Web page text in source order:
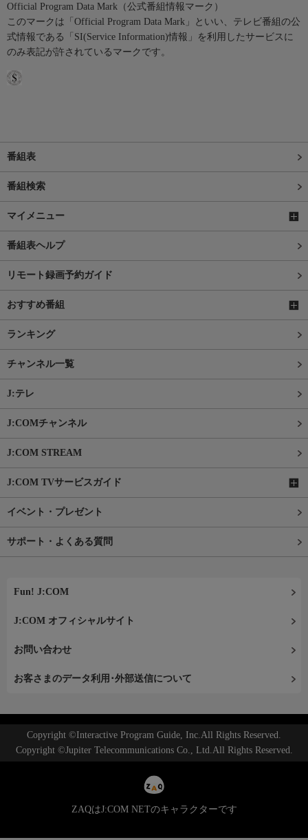
Official Program Data Mark（公式番組情報マーク）
このマークは「Official Program Data Mark」といい、テレビ番組の公
式情報である「SI(Service Information)情報」を利用したサービスに
のみ表記が許されているマークです。
番組表
番組検索
マイメニュー
番組表ヘルプ
リモート録画予約ガイド
おすすめ番組
ランキング
チャンネル一覧
J:テレ
J:COMチャンネル
J:COM STREAM
J:COM TVサービスガイド
イベント・プレゼント
サポート・よくある質問
Fun! J:COM
J:COM オフィシャルサイト
お問い合わせ
お客さまのデータ利用･外部送信について
Copyright ©Interactive Program Guide, Inc.All Rights Reserved.
Copyright ©Jupiter Telecommunications Co., Ltd.All Rights Reserved.
ZAQはJ:COM NETのキャラクターです